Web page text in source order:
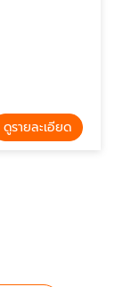
ดูรายละเอียด